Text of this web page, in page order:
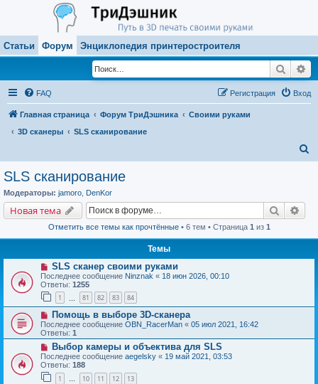
Статьи Форум Энциклопедия принтеростроителя
Поиск
FAQ Вход
Регистрация
Главная страница Форум ТриДэшника
Своими руками
3D сканеры
SLS сканирование
SLS сканирование
Модераторы: jamoro DenKor
Новая тема Поиск
Отметить все темы как прочтённые• 6 тем • Страница 1 из 1
Темы
SLS сканер своими руками
Последнее сообщение Ninznak « 18 июн 2026, 00:10
Ответы: 1255
1 81 82 83 84
Помощь в выборе 3D-сканера
Последнее сообщение OBN_RacerMan « 05 июл 2021, 16:42
Ответы: 1
Выбор камеры и объектива для SLS
Последнее сообщение aegelsky « 19 май 2021, 03:53
Ответы: 188
1 … 10 11 12 13